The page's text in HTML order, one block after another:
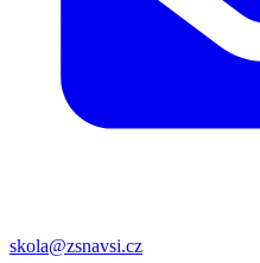
skola@zsnavsi.cz